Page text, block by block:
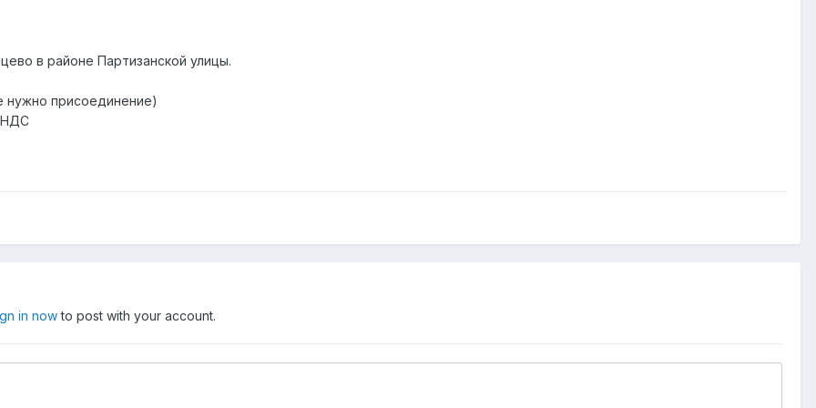
в районе Партизанской улицы.
нужно присоединение)
НДС
in nowto post with your account.